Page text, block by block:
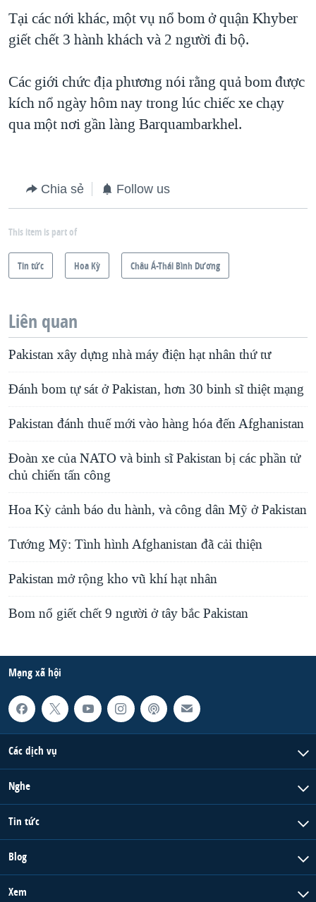
Tại các nới khác, một vụ nổ bom ở quận Khyber
giết chết 3 hành khách và 2 người đi bộ.
Các giới chức địa phương nói rằng quả bom được
kích nổ ngày hôm nay trong lúc chiếc xe chạy
qua một nơi gần làng Barquambarkhel.
Chia sẻ Follow us
This item is part of
Tin tức Hoa Kỳ Châu Á-Thái Bình Dương
Liên quan
Pakistan xây dựng nhà máy điện hạt nhân thứ tư
Đánh bom tự sát ở Pakistan, hơn 30 binh sĩ thiệt mạng
Pakistan đánh thuế mới vào hàng hóa đến Afghanistan
Đoàn xe của NATO và binh sĩ Pakistan bị các phần tử
chủ chiến tấn công
Hoa Kỳ cảnh báo du hành, và công dân Mỹ ở Pakistan
Tướng Mỹ: Tình hình Afghanistan đã cải thiện
Pakistan mở rộng kho vũ khí hạt nhân
Bom nổ giết chết 9 người ở tây bắc Pakistan
Mạng xã hội
Các dịch vụ
Nghe
Tin tức
Blog
Xem